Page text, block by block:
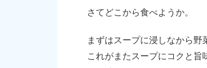
さてどこから食べようか。
まずはスープに浸しなから野
これがまたスープにコクと旨